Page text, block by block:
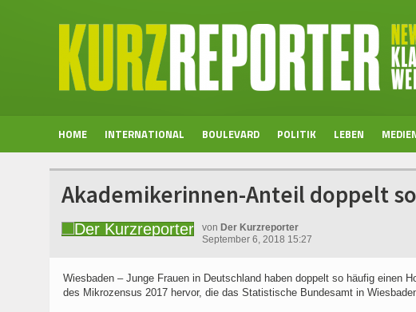
HOME INTERNATIONAL BOULEVARD POLITIK LEBEN
Akademikerinnen-Anteil doppelt
von Der Kurzreporter
September 6, 2018 15:27
Wiesbaden – Junge Frauen in Deutschland haben doppelt so häufig einen
des Mikrozensus 2017 hervor, die das Statistische Bundesamt in